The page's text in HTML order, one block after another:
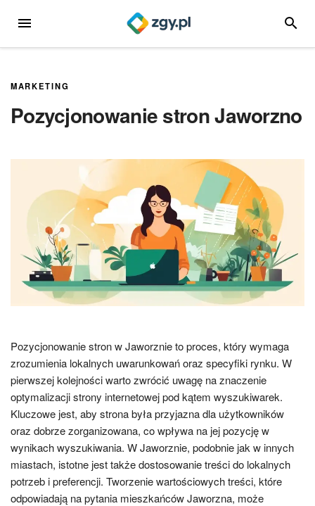
MENU
MARKETING
Pozycjonowanie stron Jaworzno
Pozycjonowanie stron w Jaworznie to proces, który wymaga
zrozumienia lokalnych uwarunkowań oraz specyfiki rynku. W
pierwszej kolejności warto zwrócić uwagę na znaczenie
optymalizacji strony internetowej pod kątem wyszukiwarek.
Kluczowe jest, aby strona była przyjazna dla użytkowników
oraz dobrze zorganizowana, co wpływa na jej pozycję w
wynikach wyszukiwania. W Jaworznie, podobnie jak w innych
miastach, istotne jest także dostosowanie treści do lokalnych
potrzeb i preferencji. Tworzenie wartościowych treści, które
odpowiadają na pytania mieszkańców Jaworzna, może